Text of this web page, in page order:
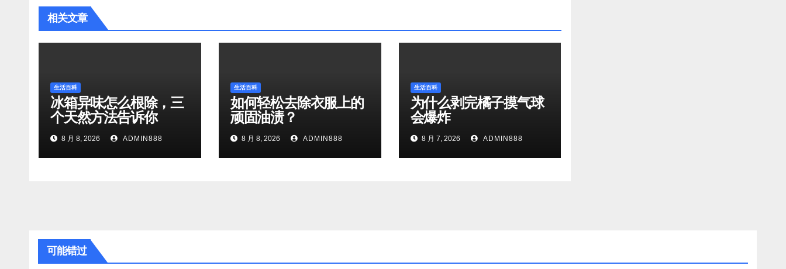
航
相关文章
生活百科
冰箱异味怎么根除，三
个天然方法告诉你
8 月 8, 2026 ADMIN888
生活百科
如何轻松去除衣服上的
顽固油渍？
8 月 8, 2026 ADMIN888
生活百科
为什么剥完橘子摸气球
会爆炸
8 月 7, 2026 ADMIN888
可能错过